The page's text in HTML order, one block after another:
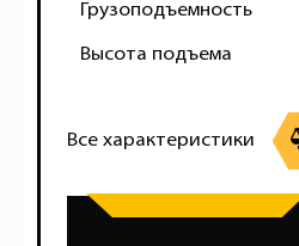
Грузоподъемность
Высота подъема
Все характеристики